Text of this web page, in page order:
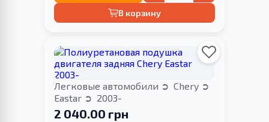
В корзину
Легковые автомобили
Chery
Eastar
2003-
2 040.00 грн